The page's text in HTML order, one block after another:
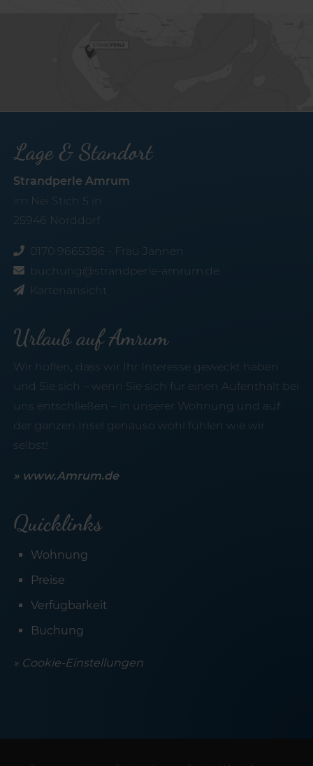
Lage & Standort
Strandperle Amrum
im Nei Stich 5 in
25946 Norddorf
0170 9665386 - Frau Jannen
buchung@strandperle-amrum.de
Kartenansicht
Urlaub auf Amrum
Wir hoffen, dass wir Ihr Interesse geweckt haben
und Sie sich – wenn Sie sich für einen Aufenthalt bei
uns entschließen – in unserer Wohnung und auf
der ganzen Insel genauso wohl fühlen wie wir
selbst!
» www.Amrum.de
Quicklinks
Wohnung
Preise
Verfügbarkeit
Buchung
» Cookie-Einstellungen